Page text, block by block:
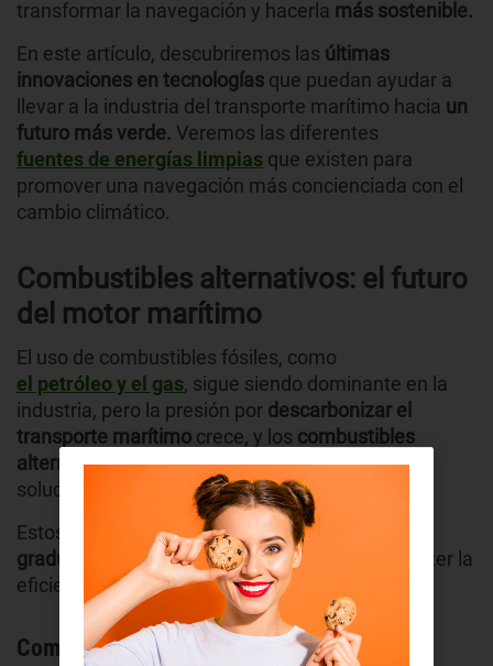
transformar la navegación y hacerla más sostenible.
En este artículo, descubriremos las últimas
innovaciones en tecnologías que puedan ayudar a
llevar a la industria del transporte marítimo hacia un
futuro más verde. Veremos las diferentes
fuentes de energías limpias que existen para
promover una navegación más concienciada con el
cambio climático.
Combustibles alternativos: el futuro
del motor marítimo
El uso de combustibles fósiles, como
el petróleo y el gas, sigue siendo dominante en la
industria, pero la presión por descarbonizar el
transporte marítimo crece, y los combustibles
alternativosse posicionan como una de las
soluciones más prometedoras.
Estos nuevos combustibles buscan
gradualmente al diéselmarítimo sin comprometer la
eficiencia operativa.
Combustibles sintéticos o e-fuels